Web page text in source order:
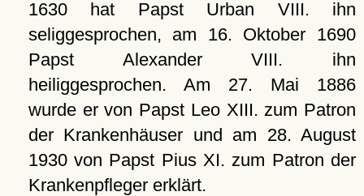
1630 hat Papst Urban VIII. ihn
seliggesprochen, am 16. Oktober 1690
Papst Alexander VIII. ihn
heiliggesprochen. Am 27. Mai 1886
wurde er von Papst Leo XIII. zum Patron
der Krankenhäuser und am 28. August
1930 von Papst Pius XI. zum Patron der
Krankenpfleger erklärt.